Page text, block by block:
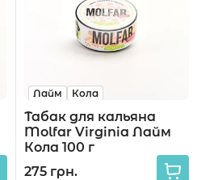
Лайм Кола
Табак для кальяна
Molfar Virginia Лайм
Кола 100 г
275 грн.